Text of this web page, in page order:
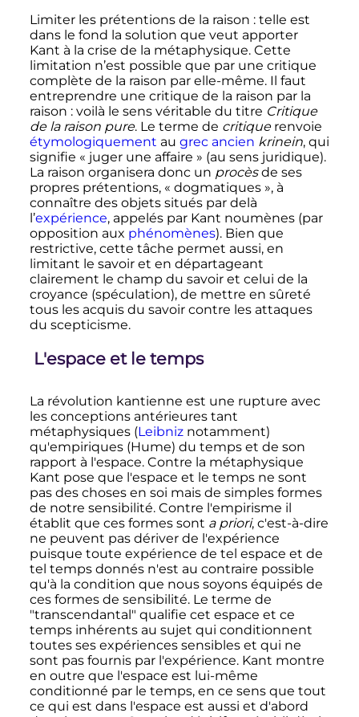
Limiter les prétentions de la raison : telle est
dans le fond la solution que veut apporter
Kant à la crise de la métaphysique. Cette
limitation n’est possible que par une critique
complète de la raison par elle-même. Il faut
entreprendre une critique de la raison par la
raison : voilà le sens véritable du titre Critique
de la raison pure. Le terme de critiquerenvoie
étymologiquement au grec ancien krinein, qui
signifie « juger une affaire » (au sens juridique).
La raison organisera donc un procèsde ses
propres prétentions, « dogmatiques », à
connaître des objets situés par delà
l’expérience, appelés par Kant noumènes (par
opposition aux phénomènes). Bien que
restrictive, cette tâche permet aussi, en
limitant le savoir et en départageant
clairement le champ du savoir et celui de la
croyance (spéculation), de mettre en sûreté
tous les acquis du savoir contre les attaques
du scepticisme.
L'espace et le temps
La révolution kantienne est une rupture avec
les conceptions antérieures tant
métaphysiques (Leibniznotamment)
qu'empiriques (Hume) du temps et de son
rapport à l'espace. Contre la métaphysique
Kant pose que l'espace et le temps ne sont
pas des choses en soi mais de simples formes
de notre sensibilité. Contre l'empirisme il
établit que ces formes sont a priori, c'est-à-dire
ne peuvent pas dériver de l'expérience
puisque toute expérience de tel espace et de
tel temps donnés n'est au contraire possible
qu'à la condition que nous soyons équipés de
ces formes de sensibilité. Le terme de
"transcendantal" qualifie cet espace et ce
temps inhérents au sujet qui conditionnent
toutes ses expériences sensibles et qui ne
sont pas fournis par l'expérience. Kant montre
en outre que l'espace est lui-même
conditionné par le temps, en ce sens que tout
ce qui est dans l'espace est aussi et d'abord